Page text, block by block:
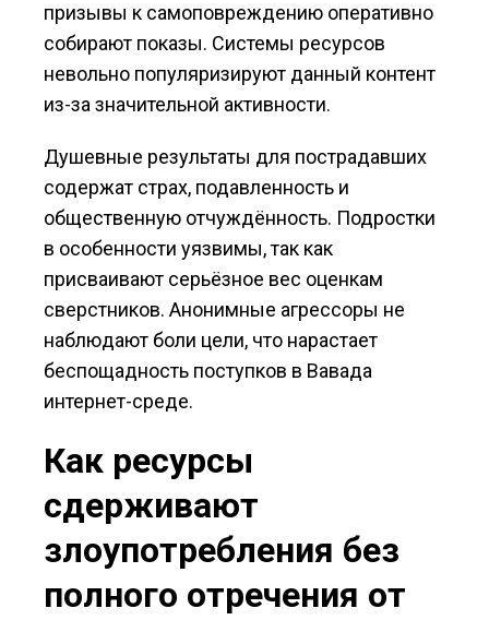
призывы к самоповреждению оперативно
собирают показы. Системы ресурсов
невольно популяризируют данный контент
из-за значительной активности.
Душевные результаты для пострадавших
содержат страх, подавленность и
общественную отчуждённость. Подростки
в особенности уязвимы, так как
присваивают серьёзное вес оценкам
сверстников. Анонимные агрессоры не
наблюдают боли цели, что нарастает
беспощадность поступков в Вавада
интернет-среде.
Как ресурсы
сдерживают
злоупотребления без
полного отречения от